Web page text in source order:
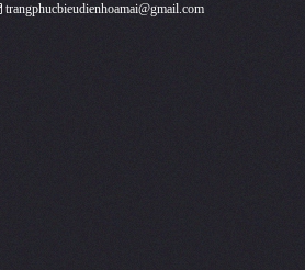
trangphucbieudienhoamai@gmail.com